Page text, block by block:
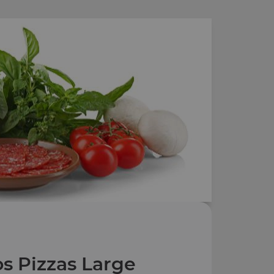
Pizzas Large